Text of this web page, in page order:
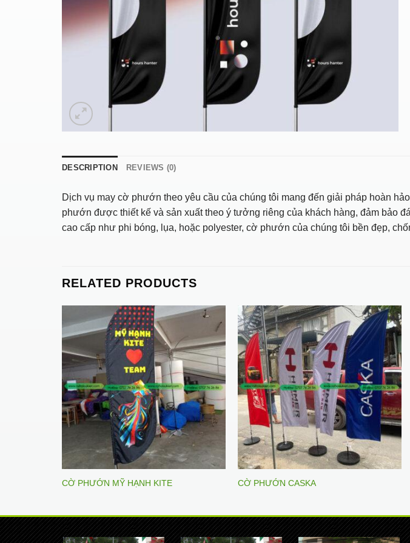
DESCRIPTION REVIEWS (0)
Dịch vụ may cờ phướn theo yêu cầu của chúng tôi mang đến giải pháp hoàn
phướn được thiết kế và sản xuất theo ý tưởng riêng của khách hàng, đảm bảo
cao cấp như phi bóng, lụa, hoặc polyester, cờ phướn của chúng tôi bền đẹp,
RELATED PRODUCTS
CỜ PHƯỚN MỸ HẠNH KITE CỜ PHƯỚN CASKA